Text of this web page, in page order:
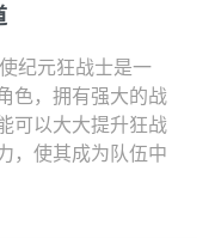
纪元狂战士是一
色，拥有强大的战
可以大大提升狂战
，使其成为队伍中